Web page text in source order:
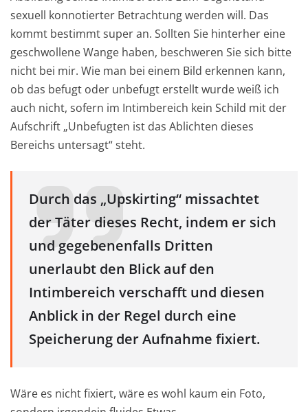
sexuell konnotierter Betrachtung werden will. Das
kommt bestimmt super an. Sollten Sie hinterher eine
geschwollene Wange haben, beschweren Sie sich bitte
nicht bei mir. Wie man bei einem Bild erkennen kann,
ob das befugt oder unbefugt erstellt wurde weiß ich
auch nicht, sofern im Intimbereich kein Schild mit der
Aufschrift „Unbefugten ist das Ablichten dieses
Bereichs untersagt“ steht.
Durch das „Upskirting“ missachtet
der Täter dieses Recht, indem er sich
und gegebenenfalls Dritten
unerlaubt den Blick auf den
Intimbereich verschafft und diesen
Anblick in der Regel durch eine
Speicherung der Aufnahme fixiert.
Wäre es nicht fixiert, wäre es wohl kaum ein Foto,